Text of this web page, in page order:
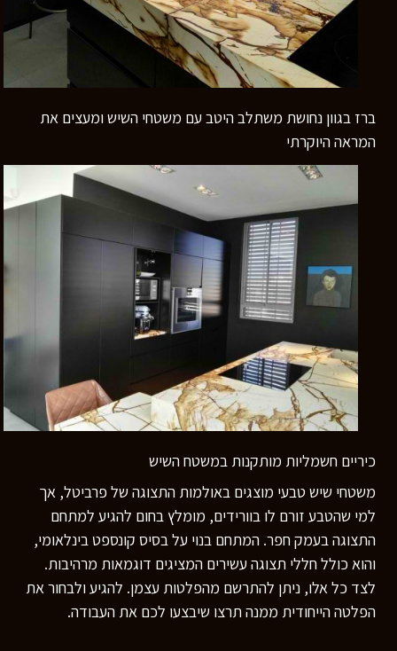
ברז בגוון נחושת משתלב היטב עם משטחי השיש ומעצים את
המראה היוקרתי
כיריים חשמליות מותקנות במשטח השיש
משטחי שיש טבעי מוצגים באולמות התצוגה של פרביטל, אך
למי שהטבע זורם לו בוורידים, מומלץ בחום להגיע למתחם
התצוגה בעמק חפר. המתחם בנוי על בסיס קונספט בינלאומי,
והוא כולל חללי תצוגה עשירים המציגים דוגמאות מרהיבות.
לצד כל אלו, ניתן להתרשם מהפלטות עצמן. להגיע ולבחור את
הפלטה הייחודית ממנה תרצו שיבצעו לכם את העבודה.
רוצים לדעת יותר?
השאירו פרטים ונחזור אליכם
בהקדם